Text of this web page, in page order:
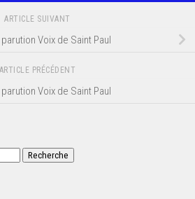
ARTICLE SUIVANT
Voix de Saint Paul
ARTICLE PRÉCÉDENT
Voix de Saint Paul
Recherche